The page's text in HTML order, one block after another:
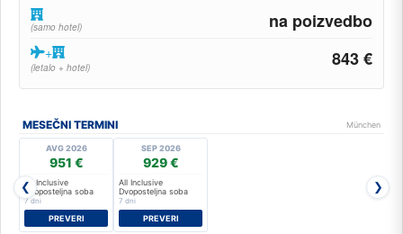
(samo hotel) na poizvedbo
+
(letalo + hotel) 843 €
MESEČNI TERMINI München
❮
AVG 2026
951 €
All Inclusive
Dvoposteljna soba
7 dni
PREVERI
SEP 2026
929 €
All Inclusive
Dvoposteljna soba
7 dni
PREVERI
❯